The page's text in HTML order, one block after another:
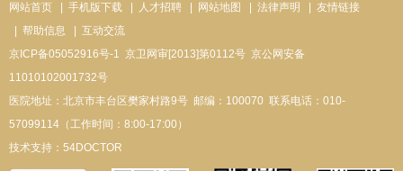
网站首页 | 手机版下载 | 人才招聘 | 网站地图 | 法律声明
| 友情链接
| 帮助信息
| 互动交流
京ICP备05052916号-1 京卫网审[2013]第0112号 京公网安备
11010102001732号
医院地址：北京市丰台区樊家村路9号 邮编：100070 联系电话：010-
57099114（工作时间：8:00-17:00）
技术支持： 54DOCTOR